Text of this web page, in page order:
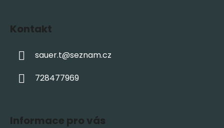
Kontakt
sauer.t@seznam.cz
728477969
Informace pro vás